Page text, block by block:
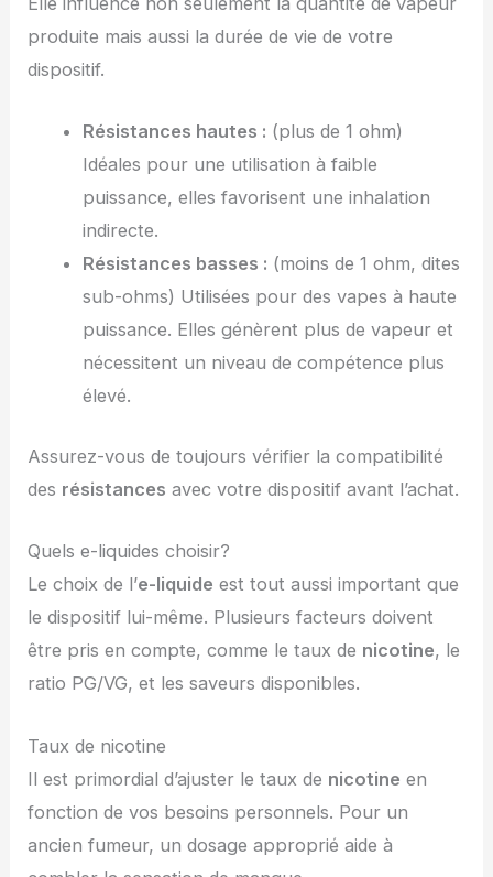
produite mais aussi la durée de vie de votre
dispositif.
Résistances hautes : (plus de 1 ohm)
Idéales pour une utilisation à faible
puissance, elles favorisent une inhalation
indirecte.
Résistances basses : (moins de 1 ohm, dites
sub-ohms) Utilisées pour des vapes à haute
puissance. Elles génèrent plus de vapeur et
nécessitent un niveau de compétence plus
élevé.
Assurez-vous de toujours vérifier la compatibilité
des résistances avec votre dispositif avant l’achat.
Quels e-liquides choisir?
Le choix de l’e-liquide est tout aussi important que
le dispositif lui-même. Plusieurs facteurs doivent
être pris en compte, comme le taux de nicotine, le
ratio PG/VG, et les saveurs disponibles.
Taux de nicotine
Il est primordial d’ajuster le taux de nicotine en
fonction de vos besoins personnels. Pour un
ancien fumeur, un dosage approprié aide à